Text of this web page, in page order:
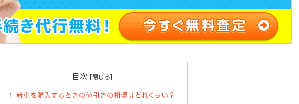
目次
新車を購入するときの値引きの相場はどれくらい？